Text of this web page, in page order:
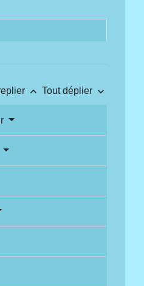
keyboard_arrow_up Tout déplier keyboard_arrow_down